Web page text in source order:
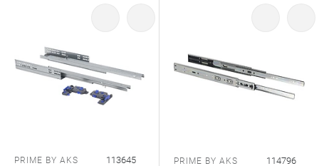
PRIME BY AKS 113645 PRIME BY AKS 114796